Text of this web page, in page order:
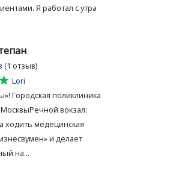
Я работал с утра
(1 отзыв)
star Lori
Городская поликлиника
вокзал:
ходить медецинская
и делает
на...